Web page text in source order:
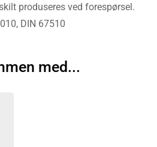
produseres ved forespørsel.
DIN 67510
med...